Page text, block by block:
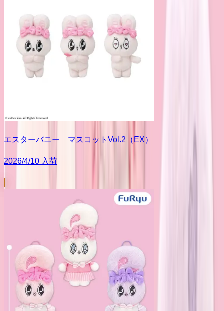
エスターバニー マスコットVol.2（EX）
2026/4/10 入荷